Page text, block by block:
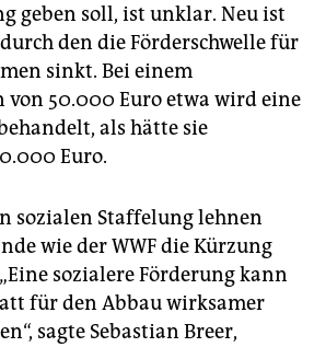
geben soll, ist unklar. Neu ist
den die Förderschwelle für
sinkt. Bei einem
von 50.000 Euro etwa wird eine
als hätte sie
Euro.
sozialen Staffelung lehnen
wie der WWF die Kürzung
sozialere Förderung kann
für den Abbau wirksamer
sagte Sebastian Breer,